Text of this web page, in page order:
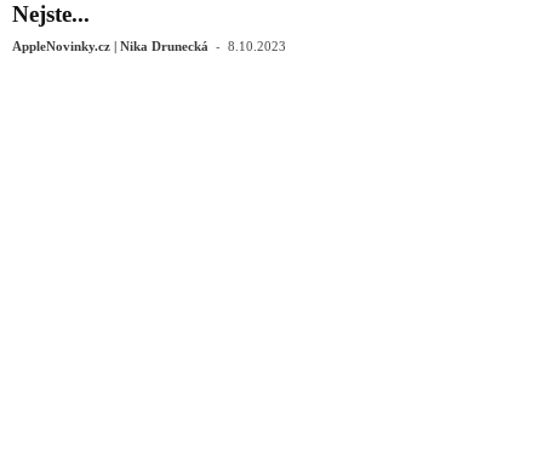
Nejste...
AppleNovinky.cz | Nika Drunecká - 8.10.2023